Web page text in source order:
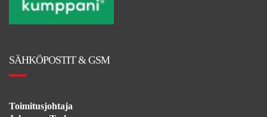
SÄHKÖPOSTIT & GSM
Toimitusjohtaja